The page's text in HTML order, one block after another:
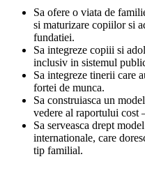
Sa ofere o viata de
si maturizare copiilor si
fundatiei.
Sa integreze copiii si
inclusiv in sistemul
Sa integreze tinerii care
fortei de munca.
Sa construiasca un
vedere al raportului cost
Sa serveasca drept
internationale, care
tip familial.